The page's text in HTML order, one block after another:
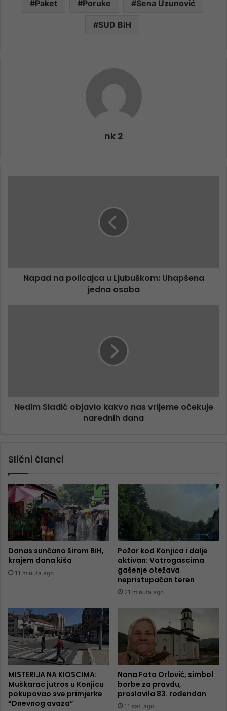
Paket Poruke Sena Uzunović
SUD BiH
nk 2
Napad na policajca u Ljubuškom: Uhapšena
jedna osoba
Nedim Sladić objavio kakvo nas vrijeme očekuje
narednih dana
Slični članci
Danas sunčano širom BiH,
krajem dana kiša
11 minuta ago
Požar kod Konjica i dalje
aktivan: Vatrogascima
gašenje otežava
nepristupačan teren
21 minuta ago
MISTERIJA NA KIOSCIMA:
Muškarac jutros u Konjicu
pokupovao sve primjerke
“Dnevnog avaza”
Nana Fata Orlović, simbol
borbe za pravdu,
proslavila 83. rođendan
11 sati ago